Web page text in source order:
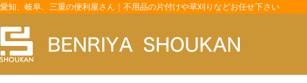
愛知、岐阜、三重の便利屋さん｜不用品の片付けや草刈りなどお任せ下さい